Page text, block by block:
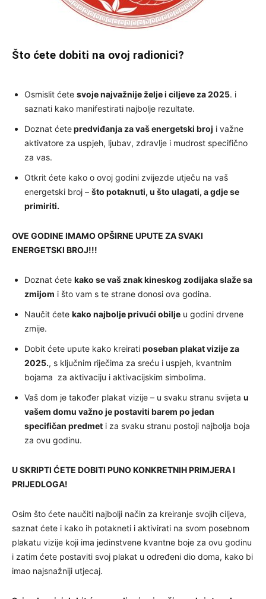
Što ćete dobiti na ovoj radionici?
Osmislit ćete svoje najvažnije želje i ciljeve za 2025. i
saznati kako manifestirati najbolje rezultate.
Doznat ćetepredviđanja za vaš energetski broj i važne
aktivatore za uspjeh, ljubav, zdravlje i mudrost specifično
za vas.
Otkrit ćete kako o ovoj godini zvijezde utječu na vaš
energetski broj – što potaknuti, u što ulagati, a gdje se
primiriti.
OVE GODINE IMAMO OPŠIRNE UPUTE ZA SVAKI
ENERGETSKI BROJ!!!
Doznat ćete kako se vaš znak kineskog zodijaka slaže sa
zmijom i što vam s te strane donosi ova godina.
Naučit ćete kako najbolje privući obilje u godini drvene
zmije.
Dobit ćete upute kako kreirati poseban plakat vizije za
2025., s ključnim riječima za sreću i uspjeh, kvantnim
bojama za aktivaciju i aktivacijskim simbolima.
Vaš dom je također plakat vizije – u svaku stranu svijeta u
vašem domu važno je postaviti barem po jedan
specifičan predmet i za svaku stranu postoji najbolja boja
za ovu godinu.
U SKRIPTI ĆETE DOBITI PUNO KONKRETNIH PRIMJERA I
PRIJEDLOGA!
Osim što ćete naučiti najbolji način za kreiranje svojih ciljeva,
saznat ćete i kako ih potakneti i aktivirati na svom posebnom
plakatu vizije koji ima jedinstvene kvantne boje za ovu godinu
i zatim ćete postaviti svoj plakat u određeni dio doma, kako bi
imao najsnažniji utjecaj.